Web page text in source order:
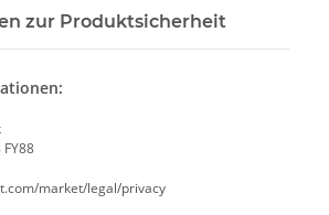
zur Produktsicherheit
market/legal/privacy